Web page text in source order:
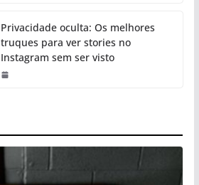
Privacidade oculta: Os melhores
truques para ver stories no
Instagram sem ser visto